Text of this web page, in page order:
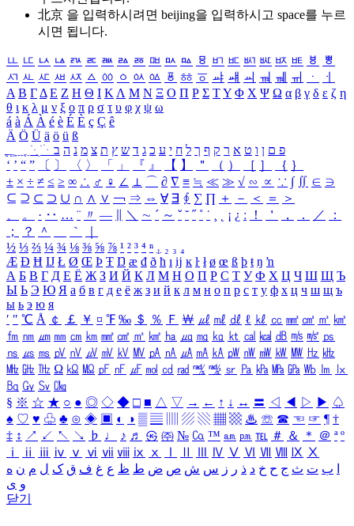
北京 을 입력하시려면 beijing을 입력하시고 space를 누르
시면 됩니다.
ㅥ ㅦ ㅧ ㅨ ㅩ ㅪ ㅫ ㅬ ㅭ ㅮ ㅯ ㅰ ㅱ ㅲ ㅳ ㅴ ㅵ ㅶ ㅷ ㅸ
ㅹ
ㅺ ㅻ ㅼ ㅽ ㅾ ㅿ ㆀ ㆁ ㆂ ㆃ ㆄ ㆅ ㆆ ㆇ ㆈ ㆉ ㆊ ㆋ ㆌ ㆍ
ㆎ
Α Β ΓΔ Ε Ζ Η Θ Ι ΚΛ Μ Ν Ξ Ο Π Ρ Σ ΤΥ Φ Χ Ψ Ω α β γ δ ε ζ η
θ ι κ λ μ ν ξ ο π ρ σ τ υ φ χ ψ ω
á à Á À é è É È ç Ç ê
Ä Ö Ü ä ö ü ß
ִֶֹ ֻּ ׁׂ פ ם ן ו ט א ר ק ף ך ל ח י ע כ ג ד ש ץ ת צ מ נ ה ב
‘ ’ “ ” 〔 〕 〈 〉 「 」 『 』 【 】 ＂ （ ） ［ ］ ｛ ｝
± × ÷ ≠ ≤ ≥ ∞ ∴ ♂ ♀ ∠ ⊥ ⌒ ∂ ∇ ≡ ≒ ≪ ≫ √ ∽ ∝ ∵ ∫ ∬ ∈ ∋
⊆ ⊇ ⊂ ⊃ ∪ ∩ ∧ ∨ ￢ ⇒ ⇔ ∀ ∃ ∮ ∑ ∏ ＋ － ＜ ＝
＞
、
。 · ‥ … ¨ 〃 ― ＼ ∼ ´ ～ ˇ ˘ ˝ ˚ ˙ ¸ ¡ ¿ ː ！ ＇ ， ． ／
：
；
？ ＾ ｀
½ ⅓ ⅔ ¼ ¾ ⅛ ⅜ ⅝ ⅞ ¹ ² ³ ⁴ ⁿ ₁ ₂ ₃ ₄
Æ Ð Ħ Ĳ Ł Ø Œ Þ Ŧ Ŋ æ đ ð ħ ı ĳ ĸ ŀ ł ø œ ß þ ŧ ŋ ŉ
А Б В Г Д Е Ё Ж З И Й К Л М Н О П Р С Т У Ф Х Ц Ч Ш Щ Ъ
Ы Ь Э Ю Я а б в г д е ё ж з и й к л м н о п р с т у ф х ц ч ш щ ъ
ы ь э ю я
′ ″ ℃ Å ￠ ￡ ￥ ¤ ℉ ‰ ＄ ％ Ｆ ￦ ㎕ ㎖ ㎗ ℓ ㎘ ㏄ ㎣ ㎤ ㎥ ㎦
㎙ ㎚ ㎛ ㎜ ㎝ ㎞ ㎟ ㎠ ㎡ ㎢ ㏊ ㎍ ㎎ ㎏ ㏏ ㎈ ㎉ ㏈ ㎧ ㎨ ㎰
㎱ ㎲ ㎳ ㎴ ㎵ ㎶ ㎷ ㎸ ㎹ ㎀ ㎁ ㎂ ㎃ ㎄ ㎺ ㎻ ㎽ ㎾ ㎿ ㎐ ㎑
㎒ ㎓ ㎔ Ω ㏀ ㏁ ㎊ ㎋ ㎌ ㏖ ㏅ ㎭ ㎮ ㎯ ㏛ ㎩ ㎪ ㎫ ㎬ ㏝ ㏐
㏓
㏃ ㏉ ㏜ ㏆
§ ※ ☆ ★ ○ ● ◎ ◇ ◆ □ ■ △ ▽ → ← ↑ ↓ ↔ 〓 ◁ ◀ ▷ ▶ ♤
♠ ♡ ♥ ♧ ♣ ⊙ ◈ ▣ ◐ ◑ ▒ ▤ ▨ ▧ ▦ ▩ ♨ ☏ ☎ ☜ ☞ ¶ †
‡ ↕ ↗ ↙ ↖ ↘ ♭ ♩ ♪ ♬ ㉿ ㈜ № ㏇ ™ ㏂ ㏘ ℡ ＃ ＆ ＊ ＠ ª º
ⅰ
ⅱ ⅲ ⅳ ⅴ ⅵ ⅶ ⅷ ⅸ ⅹ Ⅳ Ⅴ Ⅵ Ⅶ Ⅷ Ⅸ Ⅹ
ب ت ث ج ح خ د ذ ر ز س ش ص ض ط ظ ع غ ف ق ک ل م ن ه
و ی
닫기